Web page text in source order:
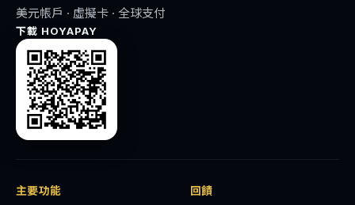
美元帳戶 · 虛擬卡 · 全球支付
下載 HOYAPAY
主要功能 回饋